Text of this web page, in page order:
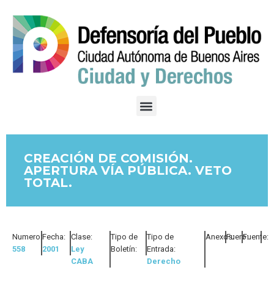
CREACIÓN DE COMISIÓN.
APERTURA VÍA PÚBLICA. VETO
TOTAL.
Numero:
558
Fecha:
2001
Clase:
Ley
CABA
Tipo de
Boletín:
Tipo de
Entrada:
Derecho
Anexos:Fuero:Fuente: